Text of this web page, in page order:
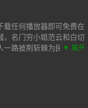
载任何播放器即可免费在
，名门穷小姐范云和白切
一路披荆斩棘为民谋利，
▼ 展开